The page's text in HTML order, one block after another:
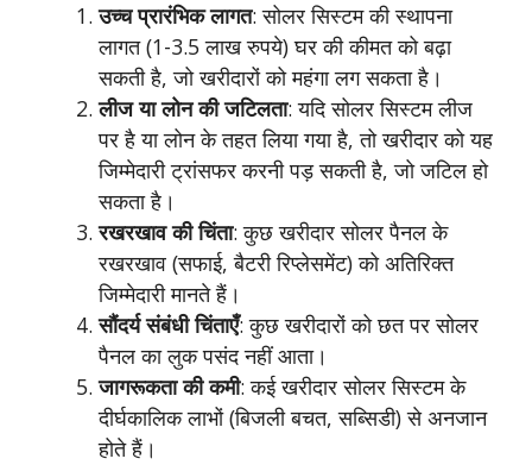
उच्च प्रारंभिक लागत: सोलर सिस्टम की स्थापना
लागत (1-3.5 लाख रुपये) घर की कीमत को बढ़ा
सकती है, जो खरीदारों को महंगा लग सकता है।
लीज या लोन की जटिलता: यदि सोलर सिस्टम लीज
पर है या लोन के तहत लिया गया है, तो खरीदार को यह
जिम्मेदारी ट्रांसफर करनी पड़ सकती है, जो जटिल हो
सकता है।
रखरखाव की चिंता: कुछ खरीदार सोलर पैनल के
रखरखाव (सफाई, बैटरी रिप्लेसमेंट) को अतिरिक्त
जिम्मेदारी मानते हैं।
सौंदर्य संबंधी चिंताएँ: कुछ खरीदारों को छत पर सोलर
पैनल का लुक पसंद नहीं आता।
जागरूकता की कमी: कई खरीदार सोलर सिस्टम के
दीर्घकालिक लाभों (बिजली बचत, सब्सिडी) से अनजान
होते हैं।